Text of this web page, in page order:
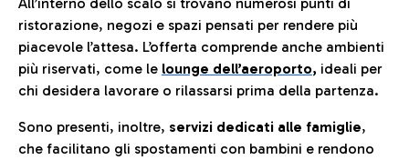
ristorazione, negozi e spazi pensati per rendere più
piacevole l’attesa. L’offerta comprende anche ambienti
più riservati, come le lounge dell’aeroporto, ideali per
chi desidera lavorare o rilassarsi prima della partenza.
Sono presenti, inoltre, servizi dedicati alle famiglie,
che facilitano gli spostamenti con bambini e rendono